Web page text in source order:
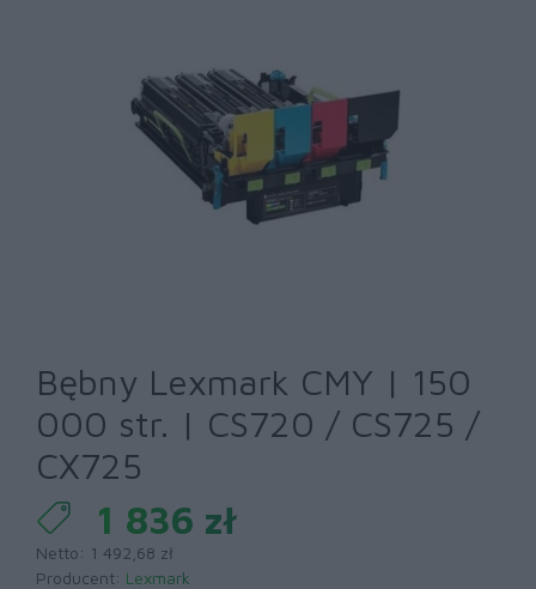
Bębny Lexmark CMY | 150
000 str. | CS720 / CS725 /
CX725
1 836 zł
Netto: 1 492,68 zł
Producent: Lexmark